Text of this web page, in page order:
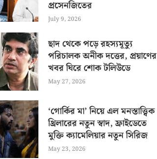
প্রসেনজিতের
July 9, 2026
ছাদ থেকে পড়ে রহস্যমূত্যু
পরিচালক অনীক দত্তের, প্রয়াণের
খবর ঘিরে শোক টলিউডে
May 27, 2026
‘গোর্কির মা’ নিয়ে এল মনস্তাত্ত্বিক
থ্রিলারের নতুন স্বাদ, ফ্রাইডেতে
মুক্তি ক্যামেলিয়ার নতুন সিরিজ
May 23, 2026